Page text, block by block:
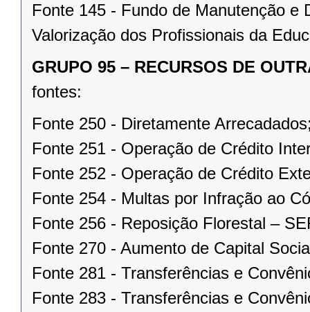
Fonte 145 - Fundo de Manutenção e
Valorização dos Profissionais da
GRUPO 95 – RECURSOS DE
fontes:
Fonte 250 - Diretamente
Fonte 251 - Operação de Crédito
Fonte 252 - Operação de Crédito
Fonte 254 - Multas por Infração ao
Fonte 256 - Reposição Florestal –
Fonte 270 - Aumento de Capital
Fonte 281 - Transferências e
Fonte 283 - Transferências e